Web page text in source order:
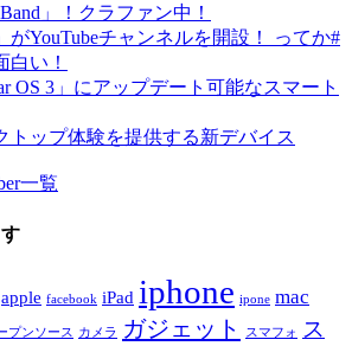
」！クラファン中！
がYouTubeチャンネルを開設！ ってか#
白い！
OS 3」にアップデート可能なスマート
トップ体験を提供する新デバイス
一覧
apple facebook iPad iphone ipone mac
プンソース カメラ ガジェット スマフォ
ス